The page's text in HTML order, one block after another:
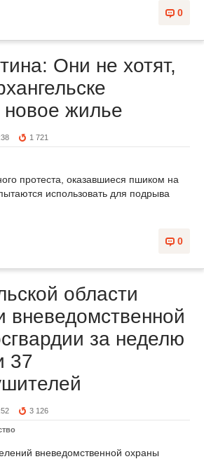
0
Они не хотят,
новое жилье
1 721
протеста, оказавшиеся пшиком на
использовать для подрыва
0
области
вневедомственной
за неделю
37
3 126
вневедомственной охраны